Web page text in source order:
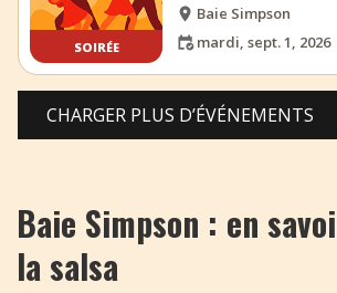
SOIRÉE
Baie Simpson
mardi, sept. 1, 2026
CHARGER PLUS D’ÉVÉNEMENTS
Baie Simpson : en
la salsa